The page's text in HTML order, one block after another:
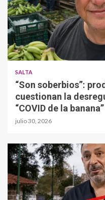
SALTA
“Son soberbios”:
cuestionan la
“COVID de la banana”
julio 30, 2026